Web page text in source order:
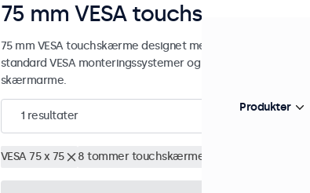
75 mm VESA touchskærme
75 mm VESA touchskærme designet med alsidige
standard VESA monteringssystemer og kan derfor
skærmarme.
1 resultater
VESA 75 x 75 8 tommer touchskærme
Produkter